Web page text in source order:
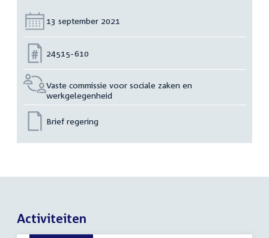
Datum:
13 september 2021
Nummer:
24515-610
Vaste commissie voor sociale zaken en
werkgelegenheid
Brief regering
Activiteiten